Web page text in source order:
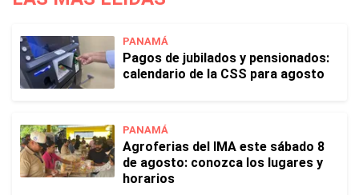
PANAMÁ
Pagos de jubilados y pensionados:
calendario de la CSS para agosto
PANAMÁ
Agroferias del IMA este sábado 8
de agosto: conozca los lugares y
horarios